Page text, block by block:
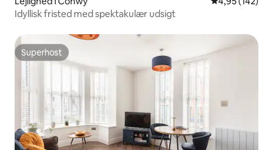
Idyllisk fristed med spektakulær udsigt
Superhost
Superhost